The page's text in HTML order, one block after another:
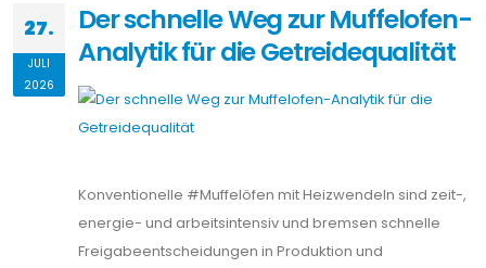
27.
JULI
2026
Der schnelle Weg zur Muffelofen-
Analytik für die Getreidequalität
Konventionelle #Muffelöfen mit Heizwendeln sind zeit-,
energie- und arbeitsintensiv und bremsen schnelle
Freigabeentscheidungen in Produktion und